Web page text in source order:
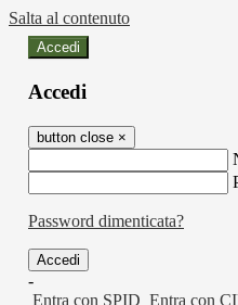
Salta al contenuto
Accedi
Accedi
button close ×
Password dimenticata?
-
Entra con SPID Entra con